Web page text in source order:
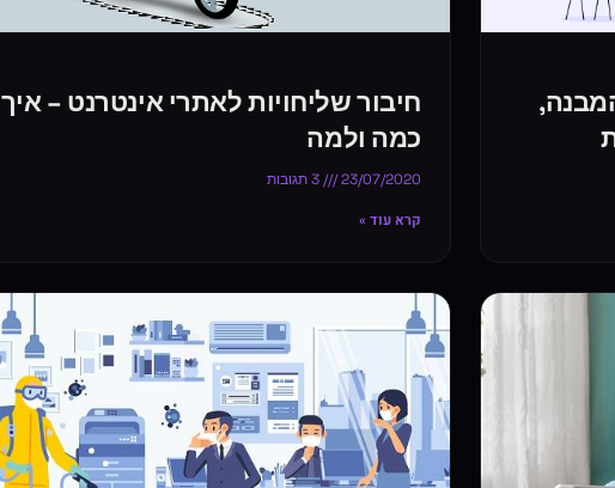
חיבור שליחויות לאתרי אינטרנט – איך
כמה ולמה
23/07/2020
קרא עוד »